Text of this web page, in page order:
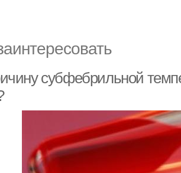
субфебрильной